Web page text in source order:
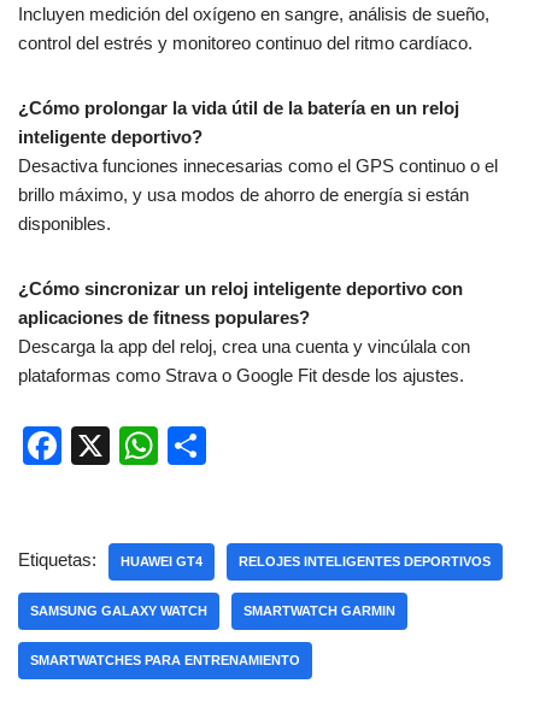
Incluyen medición del oxígeno en sangre, análisis de sueño,
control del estrés y monitoreo continuo del ritmo cardíaco.
¿Cómo prolongar la vida útil de la batería en un reloj
inteligente deportivo?
Desactiva funciones innecesarias como el GPS continuo o el
brillo máximo, y usa modos de ahorro de energía si están
disponibles.
¿Cómo sincronizar un reloj inteligente deportivo con
aplicaciones de fitness populares?
Descarga la app del reloj, crea una cuenta y vincúlala con
plataformas como Strava o Google Fit desde los ajustes.
F
e
b
o
o
X
W
s
A
p
p
p
ar
tir
Etiquetas: HUAWEI GT4 RELOJES INTELIGENTES DEPORTIVOS
SAMSUNG GALAXY WATCH SMARTWATCH GARMIN
SMARTWATCHES PARA ENTRENAMIENTO